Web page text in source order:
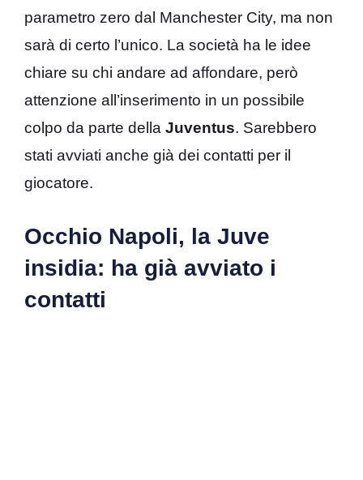
parametro zero dal Manchester City, ma non
sarà di certo l’unico. La società ha le idee
chiare su chi andare ad affondare, però
attenzione all’inserimento in un possibile
colpo da parte della Juventus. Sarebbero
stati avviati anche già dei contatti per il
giocatore.
Occhio Napoli, la Juve
insidia: ha già avviato i
contatti